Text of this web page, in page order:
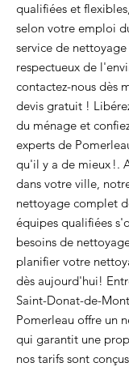
qualifiées et
selon votre emploi
service de
respectueux de
contactez-nous dès
devis gratuit !
du ménage et
experts de
qu'il y a de mieux !.
dans votre ville,
nettoyage complet
équipes qualifiées
besoins de
planifier votre
dès aujourd'hui!
Saint-Donat-de-
Pomerleau offre un
qui garantit une
nos tarifs sont